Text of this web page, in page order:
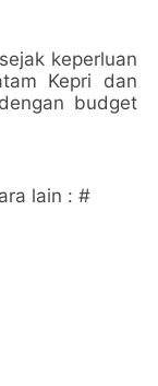
keperluan
Kepri dan
budget
lain : #